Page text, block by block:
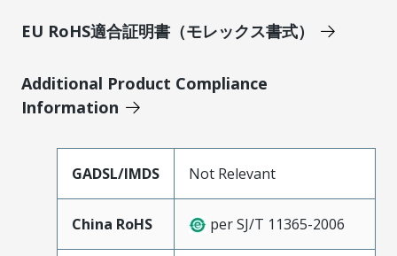
EU RoHS適合証明書（モレックス書式）
Additional Product Compliance
Information
GADSL/IMDS Not Relevant
China RoHS per SJ/T 11365-2006